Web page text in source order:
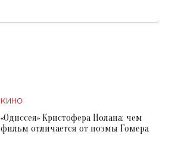
КИНО
«Одиссея» Кристофера Нолана: чем
фильм отличается от поэмы Гомера